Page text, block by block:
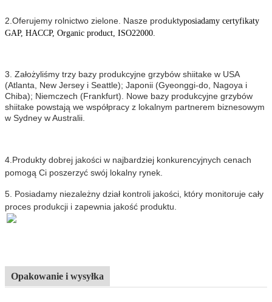
2. Oferujemy rolnictwo zielone. Nasze produktyposiadamy certyfikaty
GAP, HACCP, Organic product, ISO22000.
3. Założyliśmy trzy bazy produkcyjne grzybów shiitake w USA
(Atlanta, New Jersey i Seattle); Japonii (Gyeonggi-do, Nagoya i
Chiba); Niemczech (Frankfurt). Nowe bazy produkcyjne grzybów
shiitake powstają we współpracy z lokalnym partnerem biznesowym
w Sydney w Australii.
4. Produkty dobrej jakości w najbardziej konkurencyjnych cenach
pomogą Ci poszerzyć swój lokalny rynek.
5. Posiadamy niezależny dział kontroli jakości, który monitoruje cały
proces produkcji i zapewnia jakość produktu.
Opakowanie i wysyłka